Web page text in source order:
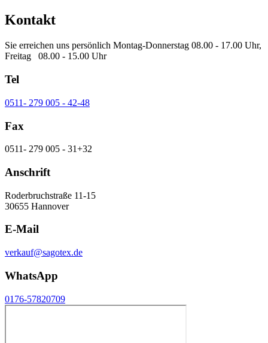
Kontakt
Sie erreichen uns persönlich Montag-Donnerstag 08.00 - 17.00 Uhr,
Freitag 08.00 - 15.00 Uhr
Tel
0511- 279 005 - 42-48
Fax
0511- 279 005 - 31+32
Anschrift
Roderbruchstraße 11-15
30655 Hannover
E-Mail
verkauf@sagotex.de
WhatsApp
0176-57820709